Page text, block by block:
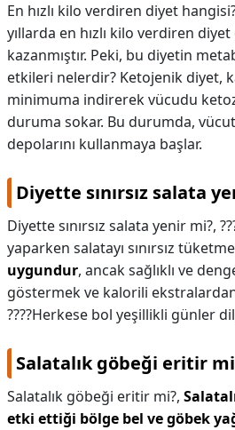
En hızlı kilo verdiren diyet
yıllarda en hızlı kilo verdiren
kazanmıştır. Peki, bu diyetin
etkileri nelerdir? Ketojenik diyet,
minimuma indirerek vücudu
duruma sokar. Bu durumda,
depolarını kullanmaya başlar.
Diyette sınırsız salata
Diyette sınırsız salata yenir mi?,
yaparken salatayı sınırsız
uygundur, ancak sağlıklı ve
göstermek ve kalorili
????Herkese bol yeşillikli günler
Salatalık göbeği eritir
Salatalık göbeği eritir mi?,
etki ettiği bölge bel ve göbek